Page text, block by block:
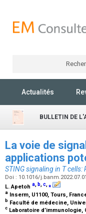
Actualités
BULLETIN DE
La voie de
applications
STING signaling in T cells:
Doi : 10.1016/
L. Apetoh a, b,c,⁎
a Inserm, U1100, Tours,
b Faculté de médecine,
c Laboratoire d’immunologie,